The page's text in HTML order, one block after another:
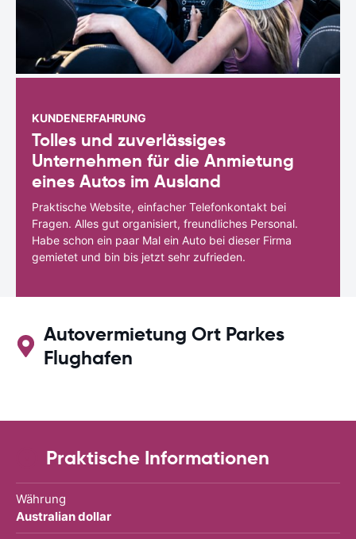
KUNDENERFAHRUNG
Tolles und zuverlässiges
Unternehmen für die Anmietung
eines Autos im Ausland
Praktische Website, einfacher Telefonkontakt bei
Fragen. Alles gut organisiert, freundliches Personal.
Habe schon ein paar Mal ein Auto bei dieser Firma
gemietet und bin bis jetzt sehr zufrieden.
Autovermietung Ort Parkes
Flughafen
Praktische Informationen
Währung
Australian dollar